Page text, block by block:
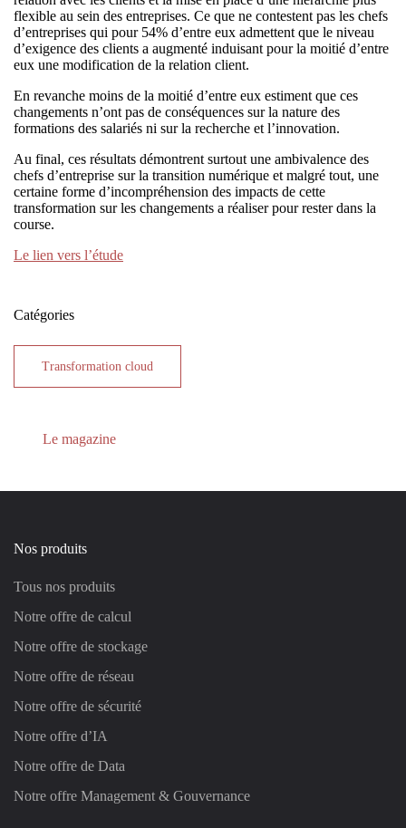
flexible au sein des entreprises. Ce que ne contestent pas les chefs
d’entreprises qui pour 54% d’entre eux admettent que le niveau
d’exigence des clients a augmenté induisant pour la moitié d’entre
eux une modification de la relation client.
En revanche moins de la moitié d’entre eux estiment que ces
changements n’ont pas de conséquences sur la nature des
formations des salariés ni sur la recherche et l’innovation.
Au final, ces résultats démontrent surtout une ambivalence des
chefs d’entreprise sur la transition numérique et malgré tout, une
certaine forme d’incompréhension des impacts de cette
transformation sur les changements a réaliser pour rester dans la
course.
Le lien vers l’étude
Catégories
Transformation cloud
Le magazine
Nos produits
Tous nos produits
Notre offre de calcul
Notre offre de stockage
Notre offre de réseau
Notre offre de sécurité
Notre offre d’IA
Notre offre de Data
Notre offre Management & Gouvernance